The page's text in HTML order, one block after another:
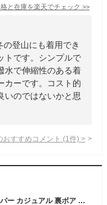
と在庫を楽天でチェック >>
登山にも着用でき
トです。シンプルで
水で伸縮性のある着
カーです。コスト的
いのではないかと思
おすすめコメント (1 件) >
[TACVASEN] 登山ウエア レディース ジャンパー カジュアル 裏ボア 防風 マウンテンパーカー 防水 大きいサイズ 登山服 ハイキング 防寒ジャケット スキー ダークパープル L